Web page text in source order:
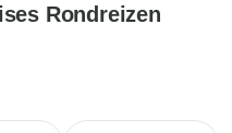
Rondreizen